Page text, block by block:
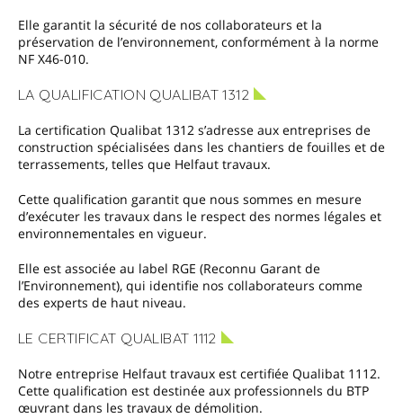
Elle garantit la sécurité de nos collaborateurs et la
préservation de l’environnement, conformément à la norme
NF X46-010.
LA QUALIFICATION QUALIBAT 1312
La certification Qualibat 1312 s’adresse aux entreprises de
construction spécialisées dans les chantiers de fouilles et de
terrassements, telles que Helfaut travaux.
Cette qualification garantit que nous sommes en mesure
d’exécuter les travaux dans le respect des normes légales et
environnementales en vigueur.
Elle est associée au label RGE (Reconnu Garant de
l’Environnement), qui identifie nos collaborateurs comme
des experts de haut niveau.
LE CERTIFICAT QUALIBAT 1112
Notre entreprise Helfaut travaux est certifiée Qualibat 1112.
Cette qualification est destinée aux professionnels du BTP
œuvrant dans les travaux de démolition.